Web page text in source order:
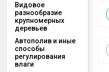
Видовое
разнообразие
крупномерных
деревьев
Автополив и иные
способы
регулирования
влаги